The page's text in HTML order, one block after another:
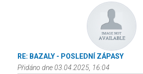
RE: BAZALY - POSLEDNÍ ZÁPASY
Přidáno dne 03.04.2025, 16:04